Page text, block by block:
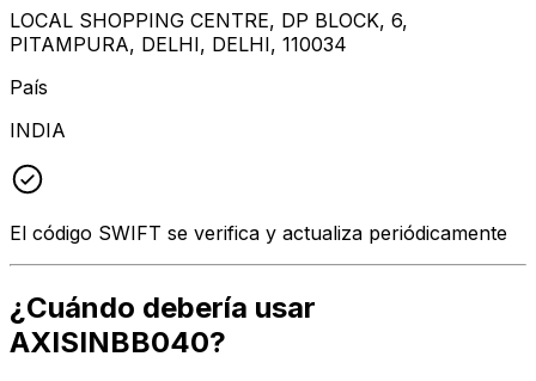
LOCAL SHOPPING CENTRE, DP BLOCK, 6,
PITAMPURA, DELHI, DELHI, 110034
País
INDIA
El código SWIFT se verifica y actualiza periódicamente
¿Cuándo debería usar
AXISINBB040?